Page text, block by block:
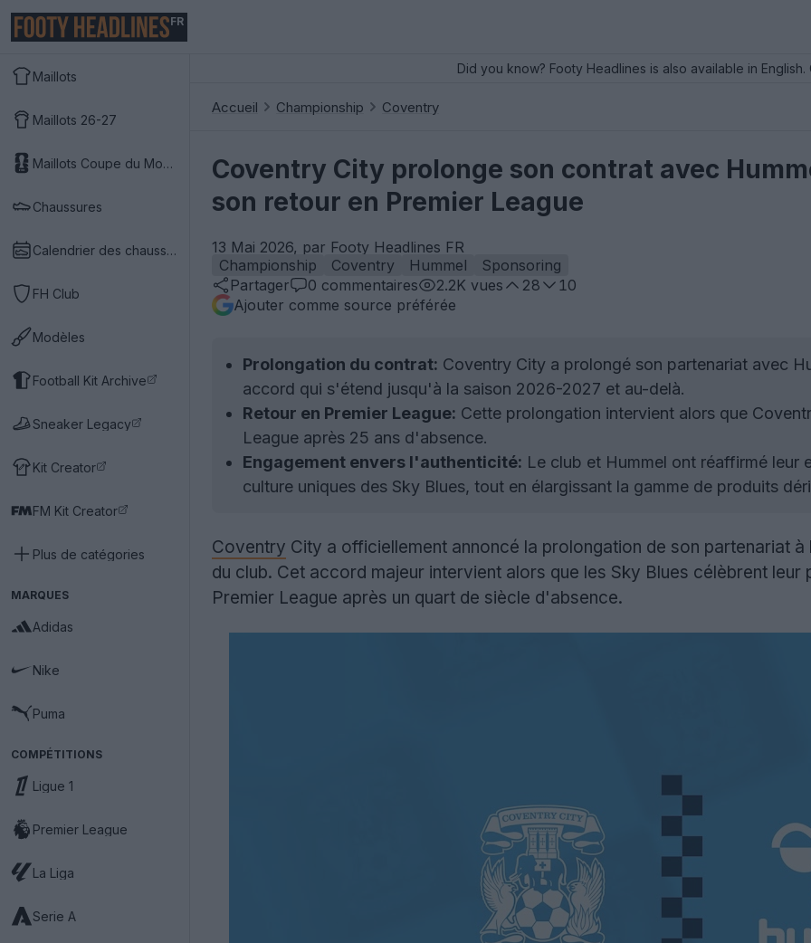
FR
Maillots
Maillots 26-27
Maillots Coupe du Monde 2026
Chaussures
Calendrier des chaussures
FH Club
Modèles
Football Kit Archive
Sneaker Legacy
Kit Creator
FM Kit Creator
Plus de catégories
MARQUES
Adidas
Nike
Puma
COMPÉTITIONS
Ligue 1
Premier League
La Liga
Serie A
Did you know? Footy Headlines is also available in
Accueil Championship Coventry
Coventry City prolonge son contrat avec
son retour en Premier League
13 Mai 2026, par Footy Headlines FR
Championship
Coventry Hummel
Sponsoring
Partager
0 commentaires 2.2K vues 28
10
Ajouter comme source préférée
Prolongation du contrat: Coventry City a prolongé son partenariat avec
accord qui s'étend jusqu'à la saison 2026-2027 et au-delà.
Retour en Premier League: Cette prolongation intervient alors que
League après 25 ans d'absence.
Engagement envers l'authenticité: Le club et Hummel ont réaffirmé leur
culture uniques des Sky Blues, tout en élargissant la gamme de produits
Coventry City a officiellement annoncé la prolongation de son partenariat
du club. Cet accord majeur intervient alors que les Sky Blues célèbrent
Premier League après un quart de siècle d'absence.